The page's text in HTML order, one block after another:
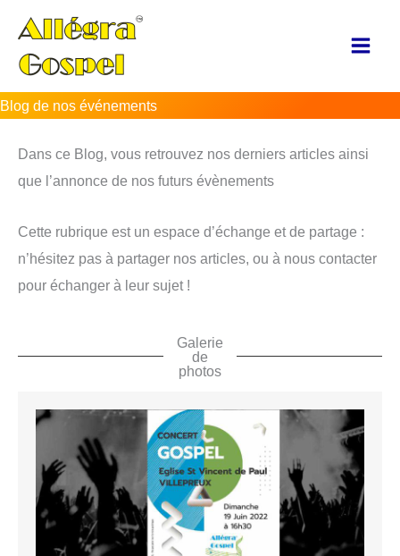
contenu
Blog de nos événements
Dans ce Blog, vous retrouvez nos derniers articles ainsi
que l’annonce de nos futurs évènements
Cette rubrique est un espace d’échange et de partage :
n’hésitez pas à partager nos articles, ou à nous contacter
pour échanger à leur sujet !
Galerie
de
photos